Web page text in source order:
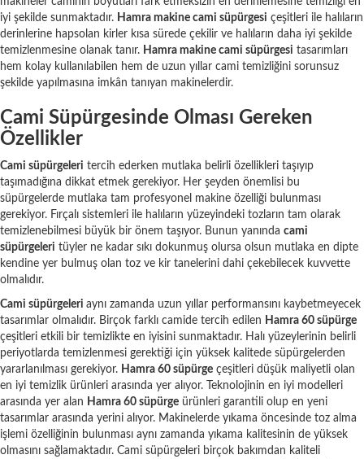
iyi şekilde sunmaktadır. Hamra makine cami süpürgesi çeşitleri ile halıların
derinlerine hapsolan kirler kısa sürede çekilir ve halıların daha iyi şekilde
temizlenmesine olanak tanır. Hamra makine cami süpürgesi tasarımları
hem kolay kullanılabilen hem de uzun yıllar cami temizliğini sorunsuz
şekilde yapılmasına imkân tanıyan makinelerdir.
Cami Süpürgesinde Olması Gereken
Özellikler
Cami süpürgeleri tercih ederken mutlaka belirli özellikleri taşıyıp
taşımadığına dikkat etmek gerekiyor. Her şeyden önemlisi bu
süpürgelerde mutlaka tam profesyonel makine özelliği bulunması
gerekiyor. Fırçalı sistemleri ile halıların yüzeyindeki tozların tam olarak
temizlenebilmesi büyük bir önem taşıyor. Bunun yanında cami
süpürgeleri tüyler ne kadar sıkı dokunmuş olursa olsun mutlaka en dipte
kendine yer bulmuş olan toz ve kir tanelerini dahi çekebilecek kuvvette
olmalıdır.
Cami süpürgeleri aynı zamanda uzun yıllar performansını kaybetmeyecek
tasarımlar olmalıdır. Birçok farklı camide tercih edilen Hamra 60 süpürge
çeşitleri etkili bir temizlikte en iyisini sunmaktadır. Halı yüzeylerinin belirli
periyotlarda temizlenmesi gerektiği için yüksek kalitede süpürgelerden
yararlanılması gerekiyor. Hamra 60 süpürge çeşitleri düşük maliyetli olan
en iyi temizlik ürünleri arasında yer alıyor. Teknolojinin en iyi modelleri
arasında yer alan Hamra 60 süpürge ürünleri garantili olup en yeni
tasarımlar arasında yerini alıyor. Makinelerde yıkama öncesinde toz alma
işlemi özelliğinin bulunması aynı zamanda yıkama kalitesinin de yüksek
olmasını sağlamaktadır. Cami süpürgeleri birçok bakımdan kaliteli